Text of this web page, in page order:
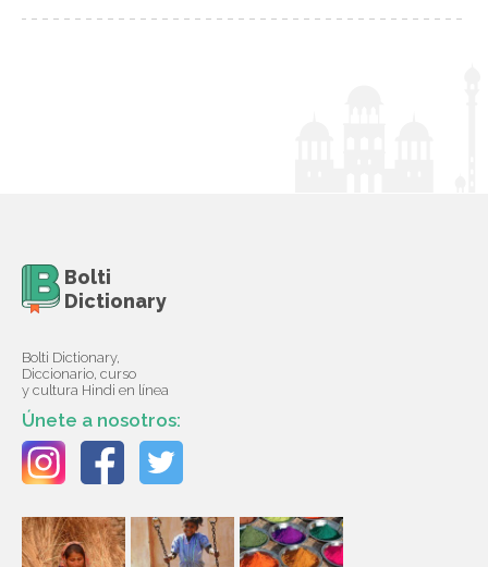
Bolti
Dictionary
Bolti Dictionary,
Diccionario, curso
y cultura Hindi en línea
Únete a nosotros: